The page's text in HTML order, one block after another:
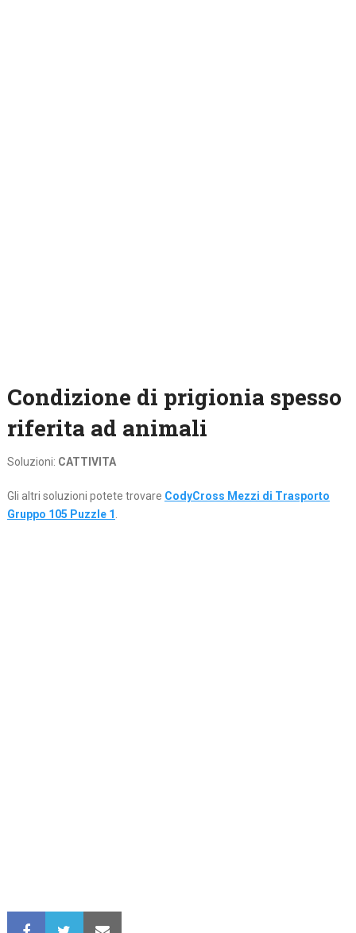
Condizione di prigionia spesso
riferita ad animali
Soluzioni: CATTIVITA
Gli altri soluzioni potete trovare CodyCross Mezzi di Trasporto
Gruppo 105 Puzzle 1.